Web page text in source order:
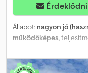
Érdeklődni
Állapot: nagyon jó
működőképes,
tengelyelrendezés:6x6,
Volvo G946 6×6 útgyalu